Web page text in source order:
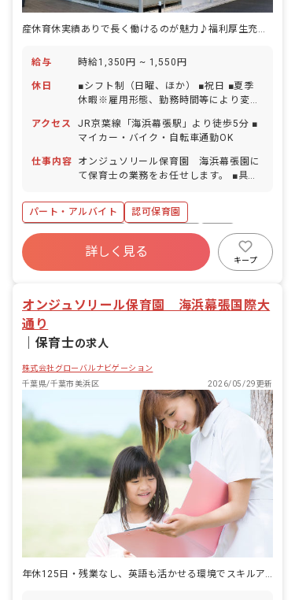
産休育休実績ありで長く働けるのが魅力♪福利厚生充実の環境です
給与 時給1,350円 ~ 1,550円
休日
■シフト制（日曜、ほか） ■祝日 ■夏季
休暇※雇用形態、勤務時間等により変動
暇（取得率95％／半日単位での取得可／
5日以上の連休相談OK） ■産前産後・育
児休暇（取得率100％・復帰率100％）
■介護・看護休暇 ■バースデー日休暇
アクセス
JR京葉線「海浜幕張駅」より徒歩5分 ■
マイカー・バイク・自転車通勤OK
仕事内容
オンジュソリール保育園 海浜幕張園に
て保育士の業務をお任せします。 ■具体
記入 ・保護者対応（アプリ） ※フルタ
イム勤務の方は担任業務をすることもあ
ります。
パート・アルバイト
認可保育園
ボーナス・賞与あり
社会保険完備
有給
福利厚生充実
残業少なめ
産休育休制度
詳しく見る
キープ
オンジュソリール保育園 海浜幕張国際大
通り
保育士の求人
株式会社グローバルナビゲーション
千葉県/千葉市美浜区
2026/05/29更新